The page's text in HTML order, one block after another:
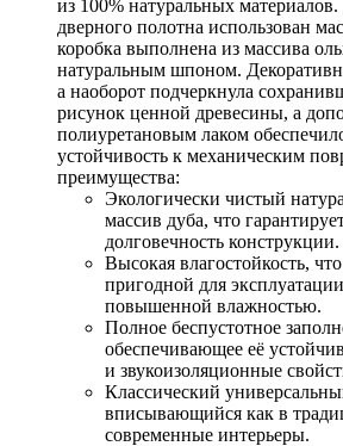
из 100% натуральных
дверного полотна использован
коробка выполнена из массива
натуральным шпоном.
а наоборот подчеркнула
рисунок ценной древесины, а
полиуретановым лаком
устойчивость к механическим
преимущества:
Экологически чистый
массив дуба, что
долговечность конструкции.
Высокая влагостойкость,
пригодной для
повышенной влажностью.
Полное беспустотное
обеспечивающее её
и звукоизоляционные
Классический
вписывающийся как в
современные интерьеры.